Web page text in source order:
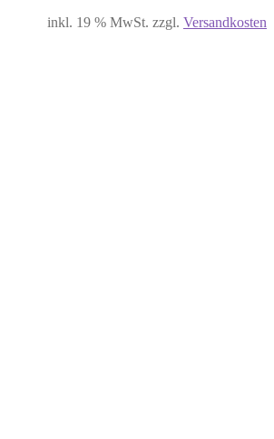
inkl. 19 % MwSt. zzgl. Versandkosten